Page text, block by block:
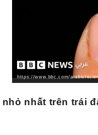
https://www.bbc.com/arabic/
nhất trên trái